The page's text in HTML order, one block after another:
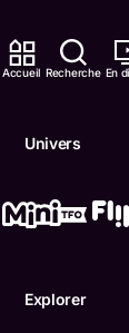
Accueil Recherche En
Univers
Explorer
ONFR
Boukili